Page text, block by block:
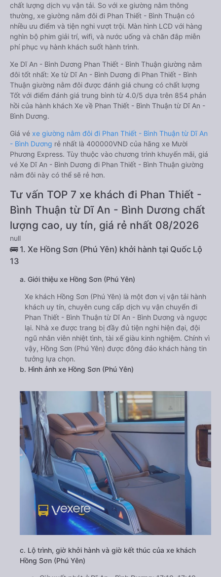
chất lượng dịch vụ vận tải. So với xe giường nằm thông
thường, xe giường nằm đôi đi Phan Thiết - Bình Thuận có
nhiều ưu điểm và tiện nghi vượt trội. Màn hình LCD với hàng
nghìn bộ phim giải trí, wifi, và nước uống và chăn đắp miễn
phí phục vụ hành khách suốt hành trình.
Xe Dĩ An - Bình Dương Phan Thiết - Bình Thuận giường nằm
đôi tốt nhất: Xe từ Dĩ An - Bình Dương đi Phan Thiết - Bình
Thuận giường nằm đôi được đánh giá chung có chất lượng
Tốt với điểm đánh giá trung bình từ 4.0/5 dựa trên 854 phản
hồi của hành khách Xe về Phan Thiết - Bình Thuận từ Dĩ An -
Bình Dương.
Giá vé xe giường nằm đôi đi Phan Thiết - Bình Thuận từ Dĩ An
- Bình Dương rẻ nhất là 400000VND của hãng xe Mười
Phương Express. Tùy thuộc vào chương trình khuyến mãi, giá
vé Xe Dĩ An - Bình Dương đi Phan Thiết - Bình Thuận giường
nằm đôi này có thể sẽ rẻ hơn.
Tư vấn TOP 7 xe khách đi Phan Thiết -
Bình Thuận từ Dĩ An - Bình Dương chất
lượng cao, uy tín, giá rẻ nhất 08/2026
null
🚌 1. Xe Hồng Sơn (Phú Yên) khởi hành tại Quốc Lộ
13
a. Giới thiệu xe Hồng Sơn (Phú Yên)
Xe khách Hồng Sơn (Phú Yên) là một đơn vị vận tải hành
khách uy tín, chuyên cung cấp dịch vụ vận chuyển đi
Phan Thiết - Bình Thuận từ Dĩ An - Bình Dương và ngược
lại. Nhà xe được trang bị đầy đủ tiện nghi hiện đại, đội
ngũ nhân viên nhiệt tình, tài xế giàu kinh nghiệm. Chính vì
vậy, Hồng Sơn (Phú Yên) được đông đảo khách hàng tin
tưởng lựa chọn.
b. Hình ảnh xe Hồng Sơn (Phú Yên)
c. Lộ trình, giờ khởi hành và giờ kết thúc của xe khách
Hồng Sơn (Phú Yên)